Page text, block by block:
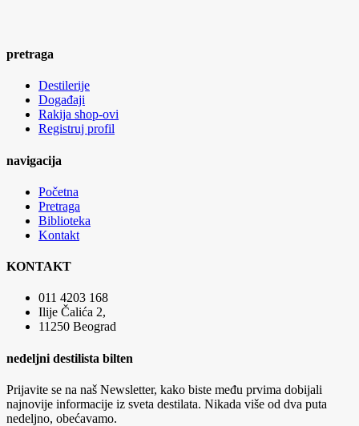
pretraga
Destilerije
Događaji
Rakija shop-ovi
Registruj profil
navigacija
Početna
Pretraga
Biblioteka
Kontakt
KONTAKT
011 4203 168
Ilije Čalića 2,
11250 Beograd
nedeljni destilista bilten
Prijavite se na naš Newsletter, kako biste među prvima dobijali
najnovije informacije iz sveta destilata. Nikada više od dva puta
nedeljno, obećavamo.